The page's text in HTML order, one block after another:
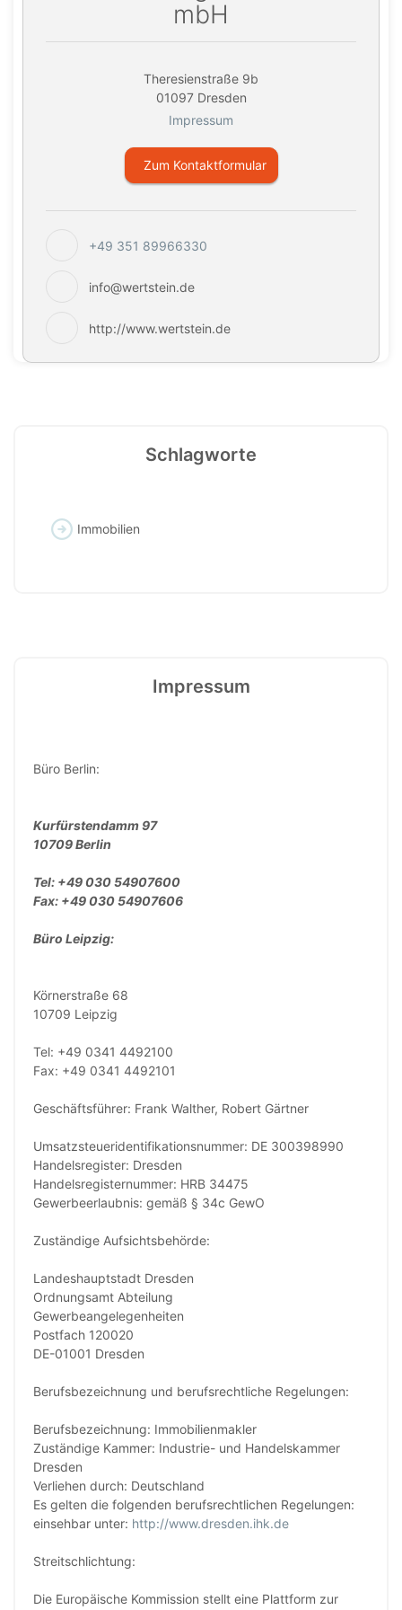
mbH
Theresienstraße 9b
01097 Dresden
Impressum
Zum Kontaktformular
+49 351 89966330
info@wertstein.de
http://www.wertstein.de
Schlagworte
Immobilien
Impressum
Büro Berlin:
Kurfürstendamm 97
10709 Berlin
Tel: +49 030 54907600
Fax: +49 030 54907606
Büro Leipzig:
Körnerstraße 68
10709 Leipzig
Tel: +49 0341 4492100
Fax: +49 0341 4492101
Geschäftsführer: Frank Walther, Robert Gärtner
Umsatzsteueridentifikationsnummer: DE 300398990
Handelsregister: Dresden
Handelsregisternummer: HRB 34475
Gewerbeerlaubnis: gemäß § 34c GewO
Zuständige Aufsichtsbehörde:
Landeshauptstadt Dresden
Ordnungsamt Abteilung
Gewerbeangelegenheiten
Postfach 120020
DE-01001 Dresden
Berufsbezeichnung und berufsrechtliche Regelungen:
Berufsbezeichnung: Immobilienmakler
Zuständige Kammer: Industrie- und Handelskammer
Dresden
Verliehen durch: Deutschland
Es gelten die folgenden berufsrechtlichen Regelungen:
einsehbar unter: http://www.dresden.ihk.de
Streitschlichtung:
Die Europäische Kommission stellt eine Plattform zur